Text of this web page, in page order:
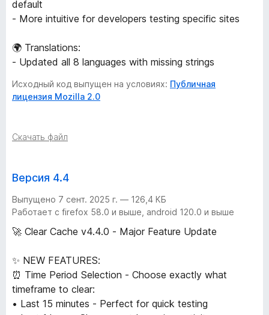
default
- More intuitive for developers testing specific sites
🌍 Translations:
- Updated all 8 languages with missing strings
Исходный код выпущен на условиях: Публичная
лицензия Mozilla 2.0
Скачать файл
Версия 4.4
Выпущено 7 сент. 2025 г. — 126,4 КБ
Работает с firefox 58.0 и выше, android 120.0 и выше
🚀 Clear Cache v4.4.0 - Major Feature Update
✨ NEW FEATURES:
⏰ Time Period Selection - Choose exactly what
timeframe to clear:
• Last 15 minutes - Perfect for quick testing